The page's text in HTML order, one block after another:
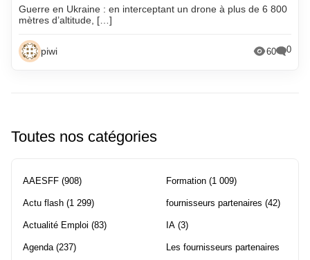
Guerre en Ukraine : en interceptant un drone à plus de 6 800
mètres d’altitude, […]
piwi 60 0
Toutes nos catégories
AAESFF (908)
Actu flash (1 299)
Actualité Emploi (83)
Agenda(237)
Formation (1 009)
fournisseurs partenaires (42)
IA (3)
Les fournisseurs partenaires